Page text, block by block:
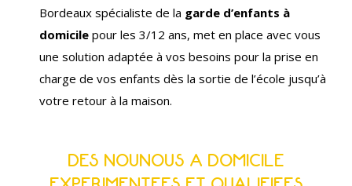
Bordeaux spécialiste de la garde d’enfants à
domicile pour les 3/12 ans, met en place avec vous
une solution adaptée à vos besoins pour la prise en
charge de vos enfants dès la sortie de l’école jusqu’à
votre retour à la maison.
DES NOUNOUS A DOMICILE